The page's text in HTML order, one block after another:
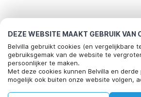
DEZE WEBSITE MAAKT GEBRUIK VAN
Belvilla gebruikt cookies (en vergelijkbare
gebruiksgemak van de website te
persoonlijker te maken.
Met deze cookies kunnen Belvilla en
mogelijk ook buiten onze website volgen,
vakantie
Top steden met top voorzieningen voor
Vakantiehuis op een vakantiepark vergato
Kindvriendelijke vakantiehuizen montalla
Populaire voorzieningen voor vakantie in
terme